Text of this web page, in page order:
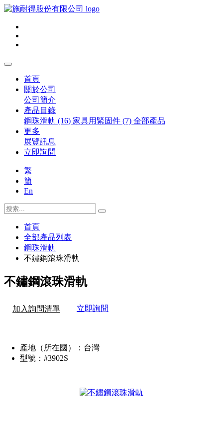
首頁
關於公司
公司簡介
產品目錄
鋼珠滑軌 (16) 家具用緊固件 (7) 全部產品
更多
展覽訊息
立即詢問
繁
簡
En
首頁
全部產品列表
鋼珠滑軌
不鏽鋼滾珠滑軌
不鏽鋼滾珠滑軌
加入詢問清單 立即詢問
產地（所在國）： 台灣
型號： #3902S